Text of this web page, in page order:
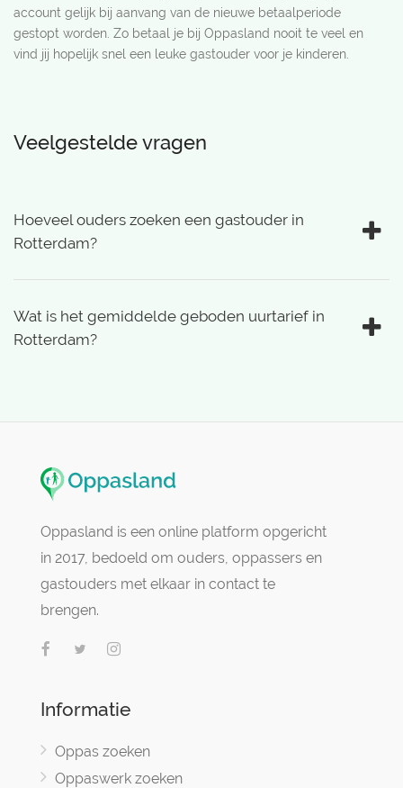
account gelijk bij aanvang van de nieuwe betaalperiode
gestopt worden. Zo betaal je bij Oppasland nooit te veel en
vind jij hopelijk snel een leuke gastouder voor je kinderen.
Veelgestelde vragen
Hoeveel ouders zoeken een gastouder in
Rotterdam?
Wat is het gemiddelde geboden uurtarief in
Rotterdam?
Oppasland is een online platform opgericht
in 2017, bedoeld om ouders, oppassers en
gastouders met elkaar in contact te
brengen.
Informatie
Oppas zoeken
Oppaswerk zoeken